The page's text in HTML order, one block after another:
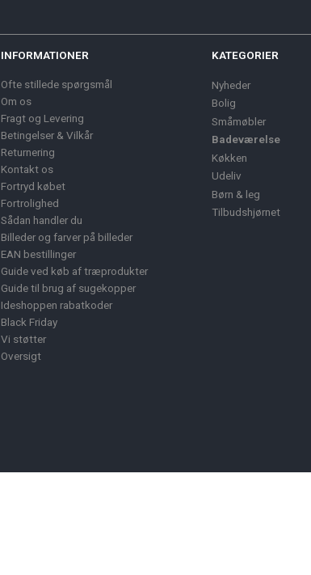
INFORMATIONER
Ofte stillede spørgsmål
Om os
Fragt og Levering
Betingelser & Vilkår
Returnering
Kontakt os
Fortryd købet
Fortrolighed
Sådan handler du
Billeder og farver på billeder
EAN bestillinger
Guide ved køb af træprodukter
Guide til brug af sugekopper
Ideshoppen rabatkoder
Black Friday
Vi støtter
Oversigt
KATEGORIER
Nyheder
Bolig
Småmøbler
Badeværelse
Køkken
Udeliv
Børn & leg
Tilbudshjørnet